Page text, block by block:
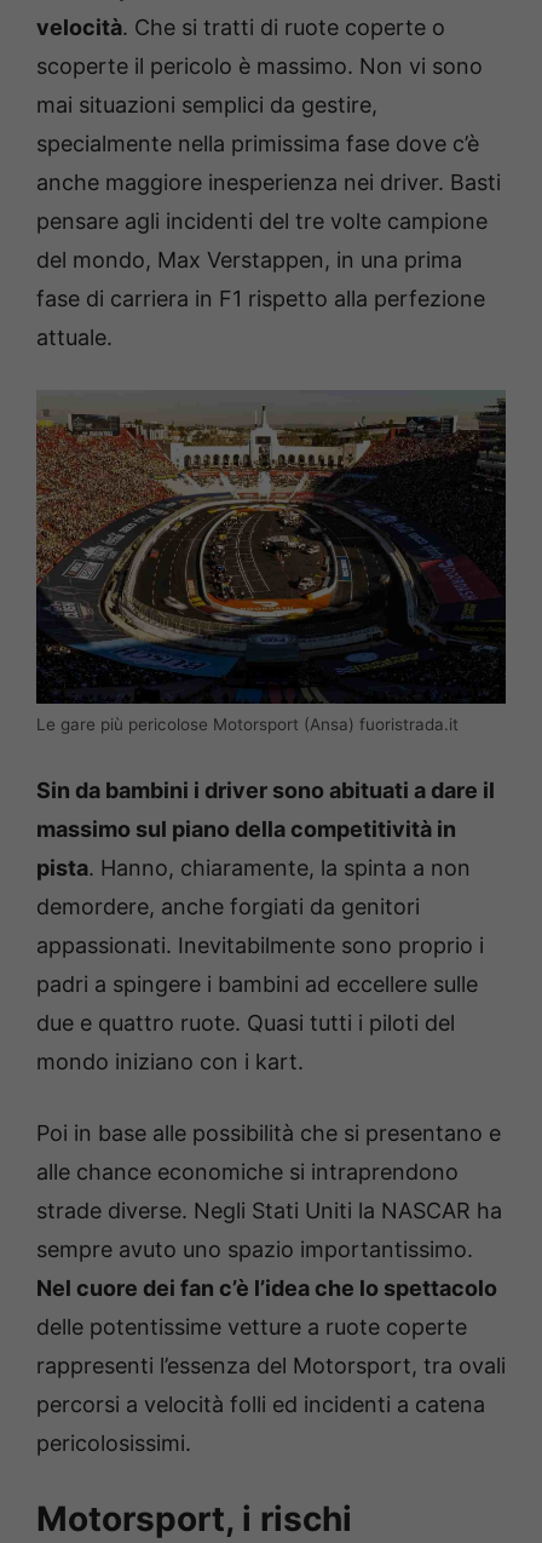
velocità. Che si tratti di ruote coperte o
scoperte il pericolo è massimo. Non vi sono
mai situazioni semplici da gestire,
specialmente nella primissima fase dove c’è
anche maggiore inesperienza nei driver. Basti
pensare agli incidenti del tre volte campione
del mondo, Max Verstappen, in una prima
fase di carriera in F1 rispetto alla perfezione
attuale.
Le gare più pericolose Motorsport (Ansa) fuoristrada.it
Sin da bambini i driver sono abituati a dare il
massimo sul piano della competitività in
pista. Hanno, chiaramente, la spinta a non
demordere, anche forgiati da genitori
appassionati. Inevitabilmente sono proprio i
padri a spingere i bambini ad eccellere sulle
due e quattro ruote. Quasi tutti i piloti del
mondo iniziano con i kart.
Poi in base alle possibilità che si presentano e
alle chance economiche si intraprendono
strade diverse. Negli Stati Uniti la NASCAR ha
sempre avuto uno spazio importantissimo.
Nel cuore dei fan c’è l’idea che lo spettacolo
delle potentissime vetture a ruote coperte
rappresenti l’essenza del Motorsport, tra ovali
percorsi a velocità folli ed incidenti a catena
pericolosissimi.
Motorsport, i rischi